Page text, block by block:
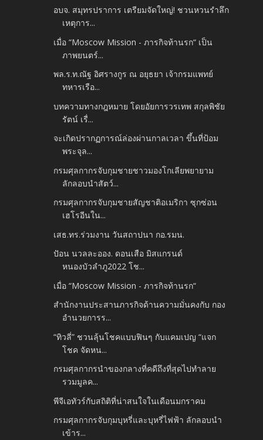
อบจ. สมุทรปราการ เตรียมจัดใหญ่! ชวนหวนรำลึก
เหตุการ...
เมื่อ “Moscow Mission - ภารกิจท้านรก“ เป็น
ภาพยนตร์...
พล.ร.ท.ณัฐ อิศรางกูร ณ อยุธยา เจ้ากรมแพทย์
ทหารเรือ...
บทความทางกฎหมาย โดยอัยการวรเทพ สกุลพิชัย
รัตน์ เรื่...
จะเกิดปรากฏการณ์ล่องผ่านกาลเวลา ขึ้นที่ป้อม
พระจุล...
กรมศุลกากรจับกุมชายชาวมองโกเลียพยายาม
ลักลอบนำสัตว์...
กรมศุลกากรจับกุมชายสัญชาติอเมริกา ซุกซ่อน
เฮโรอีนใน...
เสธ.ทร.ร่วมงาน วันสถาปนา กอ.รมน.
ปัอน นวลละออง. ดอนเสือ มิสแกรนด์
หนองบัวลำภู2022 โช...
เมื่อ “Moscow Mission - ภารกิจท้านรก“
สำนักงานประสานภารกิจด้านความมั่นคงกับ กอง
อำนวยการร...
“ทิวลี่” ชวนลุ้นโชคแบบฟินๆ กับแคมเปญ “แจก
โชค จัดหน...
กรมศุลกากรนำของกลางที่คดีถึงที่สุดไปทำลาย
รวมมูลค...
พีจีเอทัวร์กับสถิติที่น่าสนใจในเดือนมกราคม
กรมศุลกากรจับกุมบุหรี่และบุหรี่ไฟฟ้า ลักลอบนำ
เข้าร...